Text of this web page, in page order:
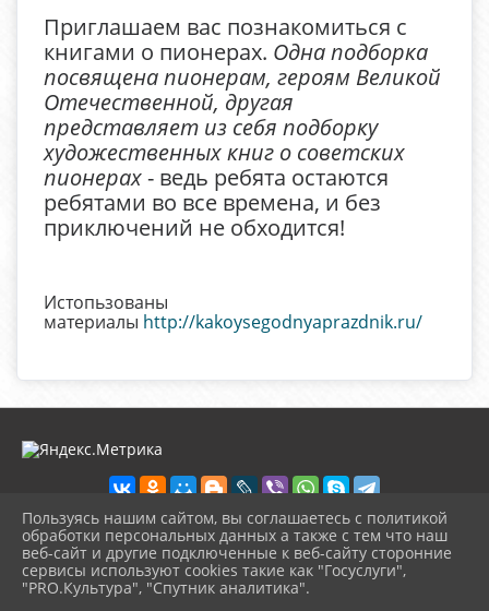
Приглашаем вас познакомиться с
книгами о пионерах. Одна подборка
посвящена пионерам, героям Великой
Отечественной, другая
представляет из себя подборку
художественных книг о советских
пионерах- ведь ребята остаются
ребятами во все времена, и без
приключений не обходится!
Истопьзованы
материалы http://kakoysegodnyaprazdnik.ru/
2026 г. detbibl-novomih.ru
Вход
Карта сайта
Пользуясь нашим сайтом, вы соглашаетесь с политикой
обработки персональных данных а также с тем что наш
веб-сайт и другие подключенные к веб-сайту сторонние
сервисы используют cookies такие как "Госуслуги",
"PRO.Культура", "Спутник аналитика".